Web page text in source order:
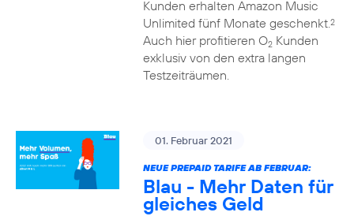
Kunden erhalten Amazon Music
Unlimited fünf Monate geschenkt.2
Auch hier profitieren O2Kunden
exklusiv von den extra langen
Testzeiträumen.
01. Februar 2021
NEUE PREPAID TARIFE AB FEBRUAR:
Blau - Mehr Daten für
gleiches Geld